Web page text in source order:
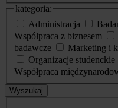
kategoria:
Administracja
Współpraca z biznesem
badawcze
Marketing i
Organizacje studenckie
Współpraca
Wyszukaj